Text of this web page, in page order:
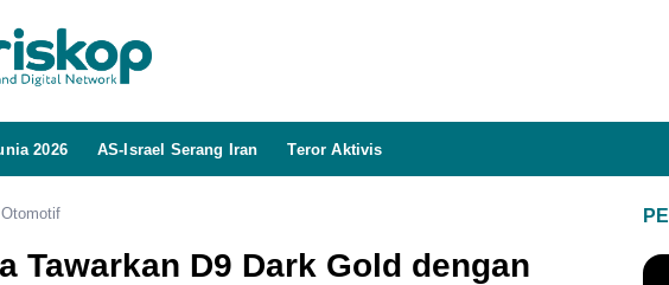
2026 AS-Israel Serang Iran Teror Aktivis
Otomotif
Tawarkan D9 Dark Gold dengan